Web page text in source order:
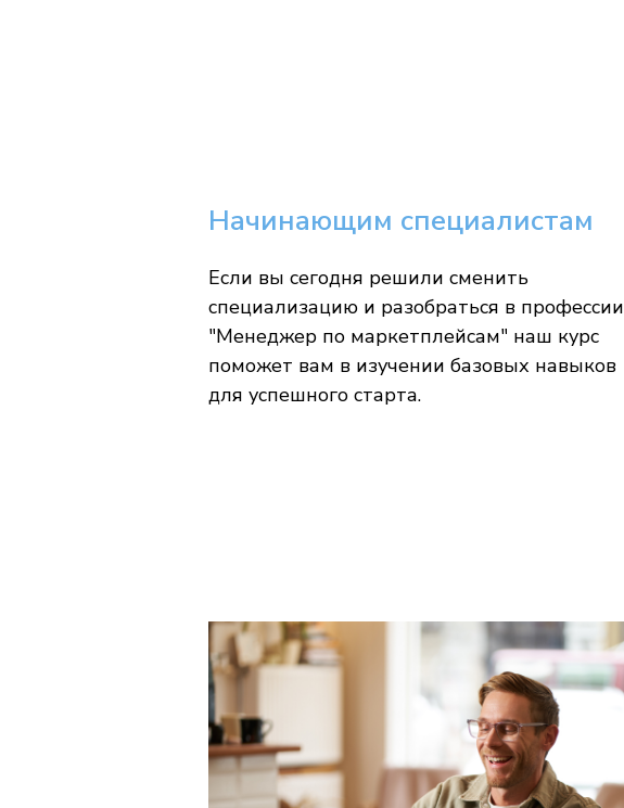
Начинающим специалистам
Если вы сегодня решили сменить
специализацию и разобраться в профессии
"Менеджер по маркетплейсам" наш курс
поможет вам в изучении базовых навыков
для успешного старта.